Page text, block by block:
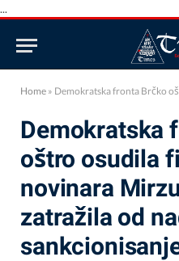
...
Home » Demokratska fronta Brčko oštro osudila fizički napda na
Demokratska
oštro osudila
novinara
zatražila od